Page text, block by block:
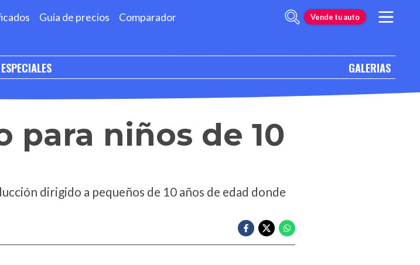
Guía de precios Comparador Vende tu auto
ESPECIALES GALERIAS
para niños de 10
dirigido a pequeños de 10 años de edad donde